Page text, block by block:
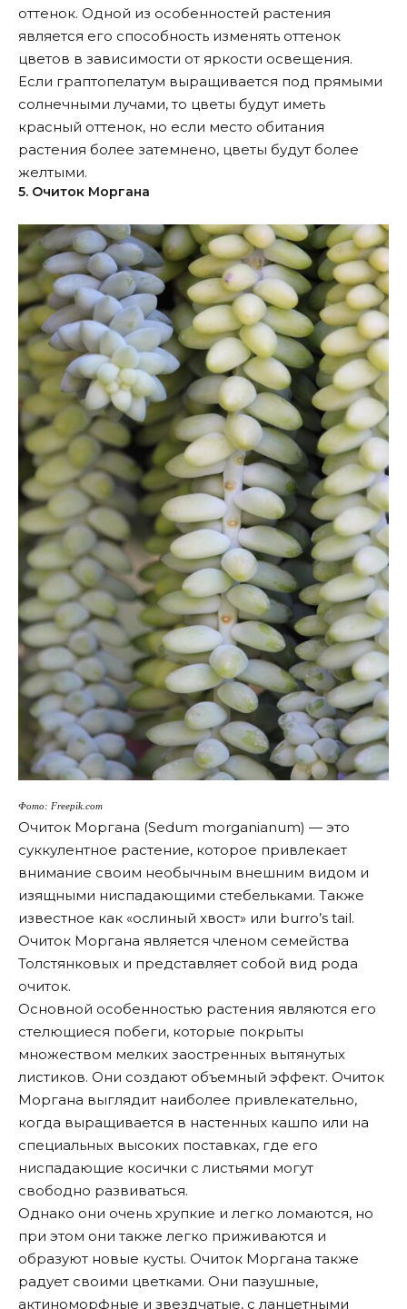
оттенок. Одной из особенностей растения
является его способность изменять оттенок
цветов в зависимости от яркости освещения.
Если граптопелатум выращивается под прямыми
солнечными лучами, то цветы будут иметь
красный оттенок, но если место обитания
растения более затемнено, цветы будут более
желтыми.
5. Очиток Моргана
Фото: Freepik.com
Очиток Моргана (Sedum morganianum) — это
суккулентное растение, которое привлекает
внимание своим необычным внешним видом и
изящными ниспадающими стебельками. Также
известное как «ослиный хвост» или burro’s tail.
Очиток Моргана является членом семейства
Толстянковых и представляет собой вид рода
очиток.
Основной особенностью растения являются его
стелющиеся побеги, которые покрыты
множеством мелких заостренных вытянутых
листиков. Они создают объемный эффект. Очиток
Моргана выглядит наиболее привлекательно,
когда выращивается в настенных кашпо или на
специальных высоких поставках, где его
ниспадающие косички с листьями могут
свободно развиваться.
Однако они очень хрупкие и легко ломаются, но
при этом они также легко приживаются и
образуют новые кусты. Очиток Моргана также
радует своими цветками. Они пазушные,
актиноморфные и звездчатые, с ланцетными